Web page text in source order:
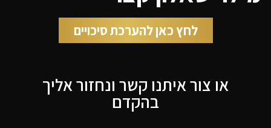
לחץ כאן להערכת סיכויים
או צור איתנו קשר ונחזור אליך
בהקדם